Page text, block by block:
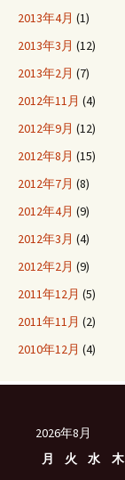
2013年4月 (1)
2013年3月 (12)
2013年2月 (7)
2012年11月 (4)
2012年9月 (12)
2012年8月 (15)
2012年7月 (8)
2012年4月 (9)
2012年3月 (4)
2012年2月 (9)
2011年12月 (5)
2011年11月 (2)
2010年12月 (4)
2026年8月
月
火 水 木